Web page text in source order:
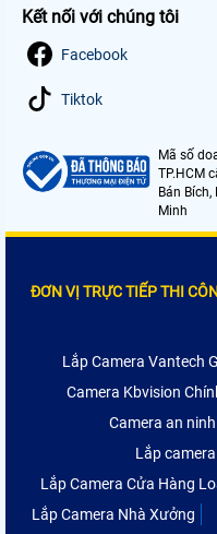
Kết nối với chúng tôi
Facebook
Tiktok
Mã số
TP.HCM
Bán
Minh
ĐƠN VỊ TRỰC TIẾP THI
Lắp Camera Vantech
Camera Kbvision
Camera an ninh
Lắp
Lắp Camera Cửa Hàng
Lắp Camera Nhà Xưởng